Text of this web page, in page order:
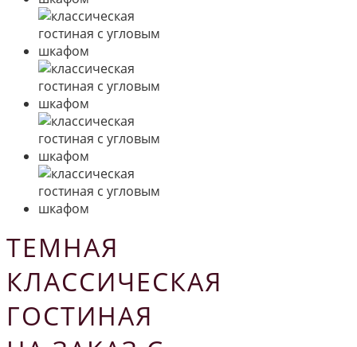
ТЕМНАЯ
КЛАССИЧЕСКАЯ
ГОСТИНАЯ